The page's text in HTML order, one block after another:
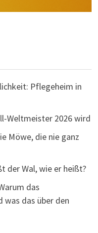
Pflegeheim in
Weltmeister 2026 wird
Möwe, die nie ganz
der Wal, wie er heißt?
das
was das über den